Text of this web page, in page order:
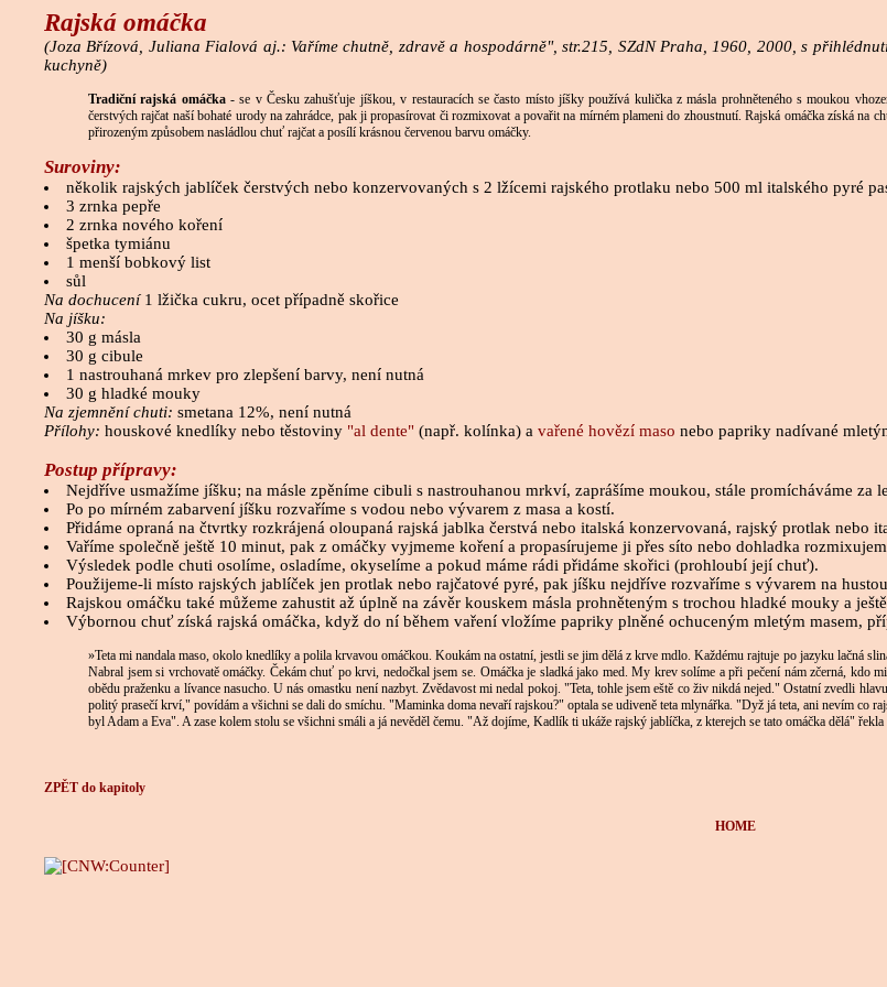
Rajská omáčka
(Joza Břízová, Juliana Fialová aj.: Vaříme chutně, zdravě a hospodárně", str.215, SZdN Praha, 1960, 2000, s
kuchyně)
Tradiční rajská omáčka- se v Česku zahušťuje jíškou, v restauracích se často místo jíšky používá kulička z másla prohněteného s moukou
čerstvých rajčat naší bohaté urody na zahrádce, pak ji propasírovat či rozmixovat a povařit na mírném plameni do zhoustnutí. Rajská omáčka získá
přirozeným způsobem nasládlou chuť rajčat a posílí krásnou červenou barvu omáčky.
Suroviny:
několik rajských jablíček čerstvých nebo konzervovaných s 2 lžícemi rajského protlaku nebo 500 ml italského pyré
3 zrnka pepře
2 zrnka nového koření
špetka tymiánu
1 menší bobkový list
sůl
Na dochucení1 lžička cukru, ocet případně skořice
Na jíšku:
30 g másla
30 g cibule
1 nastrouhaná mrkev pro zlepšení barvy, není nutná
30 g hladké mouky
Na zjemnění chuti: smetana 12%, není nutná
Přílohy: houskové knedlíky nebo těstoviny "al dente" (např. kolínka) a vařené hovězí maso nebo papriky nadívané
Postup přípravy:
Nejdříve usmažíme jíšku; na másle zpěníme cibuli s nastrouhanou mrkví, zaprášíme moukou, stále promícháváme za
Po po mírném zabarvení jíšku rozvaříme s vodou nebo vývarem z masa a kostí.
Přidáme opraná na čtvrtky rozkrájená oloupaná rajská jablka čerstvá nebo italská konzervovaná, rajský protlak nebo
Vaříme společně ještě 10 minut, pak z omáčky vyjmeme koření a propasírujeme ji přes síto nebo dohladka
Výsledek podle chuti osolíme, osladíme, okyselíme a pokud máme rádi přidáme skořici (prohloubí její chuť).
Použijeme-li místo rajských jablíček jen protlak nebo rajčatové pyré, pak jíšku nejdříve rozvaříme s vývarem na
Rajskou omáčku také můžeme zahustit až úplně na závěr kouskem másla prohněteným s trochou hladké mouky a
Výbornou chuť získá rajská omáčka, když do ní během vaření vložíme papriky plněné ochuceným mletým masem,
»Teta mi nandala maso, okolo knedlíky a polila krvavou omáčkou. Koukám na ostatní, jestli se jim dělá z krve mdlo. Každému rajtuje po jazyku lačná
Nabral jsem si vrchovatě omáčky. Čekám chuť po krvi, nedočkal jsem se. Omáčka je sladká jako med. My krev solíme a při pečení nám zčerná, kdo
obědu praženku a lívance nasucho. U nás omastku není nazbyt. Zvědavost mi nedal pokoj. "Teta, tohle jsem eště co živ nikdá nejed." Ostatní zvedli
politý prasečí krví," povídám a všichni se dali do smíchu. "Maminka doma nevaří rajskou?" optala se udiveně teta mlynářka. "Dyž já teta, ani nevím co
byl Adam a Eva". A zase kolem stolu se všichni smáli a já nevěděl čemu. "Až dojíme, Kadlík ti ukáže rajský jablíčka, z kterejch se tato omáčka dělá"
ZPĚT do kapitoly
HOME